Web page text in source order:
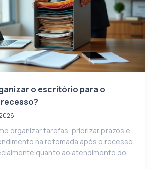
o escritório para o
organizar tarefas, priorizar prazos e
na retomada após o recesso
quanto ao atendimento do